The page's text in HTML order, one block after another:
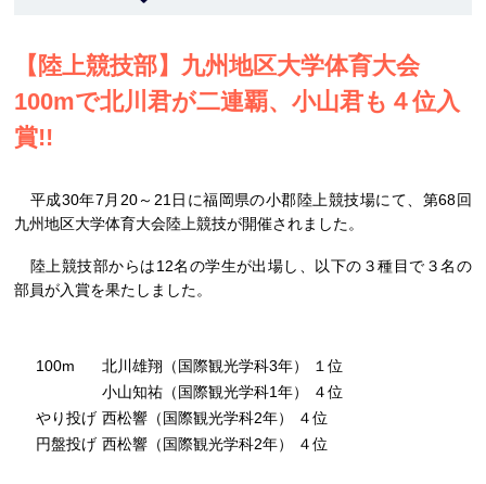
【陸上競技部】九州地区大学体育大会
100mで北川君が二連覇、小山君も４位入
賞!!
平成30年7月20～21日に福岡県の小郡陸上競技場にて、第68回
九州地区大学体育大会陸上競技が開催されました。
陸上競技部からは12名の学生が出場し、以下の３種目で３名の
部員が入賞を果たしました。
100m
北川雄翔（国際観光学科3年） １位
小山知祐（国際観光学科1年） ４位
やり投げ 西松響（国際観光学科2年） ４位
円盤投げ 西松響（国際観光学科2年） ４位